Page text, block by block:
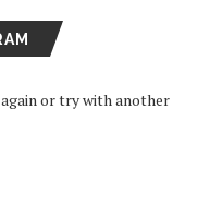
or try with another